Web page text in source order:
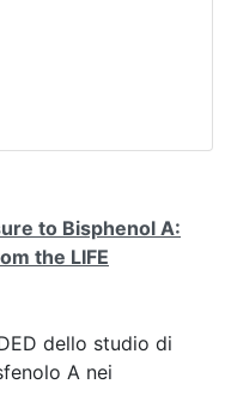
to Bisphenol A:
the LIFE
dello studio di
A nei